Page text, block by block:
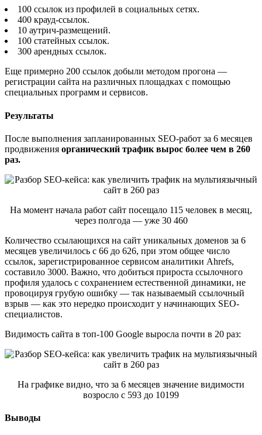
100 ссылок из профилей в социальных сетях.
400 крауд-ссылок.
10 аутрич-размещений.
100 статейных ссылок.
300 арендных ссылок.
Еще примерно 200 ссылок добыли методом прогона —
регистрации сайта на различных площадках с помощью
специальных программ и сервисов.
Результаты
После выполнения запланированных SEO-работ за 6 месяцев
продвижения органический трафик вырос более чем в 260
раз.
На момент начала работ сайт посещало 115 человек в месяц,
через полгода — уже 30 460
Количество ссылающихся на сайт уникальных доменов за 6
месяцев увеличилось с 66 до 626, при этом общее число
ссылок, зарегистрированное сервисом аналитики Ahrefs,
составило 3000. Важно, что добиться прироста ссылочного
профиля удалось с сохранением естественной динамики, не
провоцируя грубую ошибку — так называемый ссылочный
взрыв — как это нередко происходит у начинающих SEO-
специалистов.
Видимость сайта в топ-100 Google выросла почти в 20 раз:
На графике видно, что за 6 месяцев значение видимости
возросло с 593 до 10199
Выводы